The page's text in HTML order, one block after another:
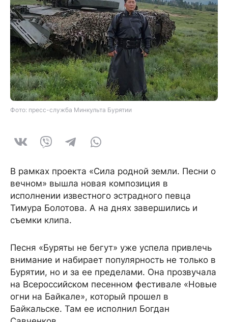
Фото: пресс-служба Минкульта Бурятии
В рамках проекта «Сила родной земли. Песни о
вечном» вышла новая композиция в
исполнении известного эстрадного певца
Тимура Болотова. А на днях завершились и
съемки клипа.
Песня «Буряты не бегут» уже успела привлечь
внимание и набирает популярность не только в
Бурятии, но и за ее пределами. Она прозвучала
на Всероссийском песенном фестивале «Новые
огни на Байкале», который прошел в
Байкальске. Там ее исполнил Богдан